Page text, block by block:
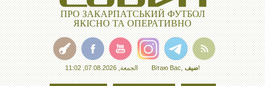
ПРО ЗАКАРПАТСЬКИЙ ФУТБОЛ
ЯКІСНО ТА ОПЕРАТИВНО
الجمعة, 07.08.2026, 11:02 Вітаю Вас,ضيف!